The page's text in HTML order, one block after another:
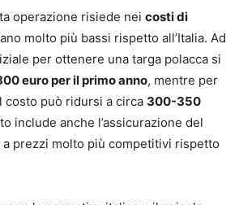
operazione risiede nei costi di
molto più bassi rispetto all’Italia. Ad
per ottenere una targa polacca si
euro per il primo anno, mentre per
costo può ridursi a circa 300-350
include anche l’assicurazione del
prezzi molto più competitivi rispetto